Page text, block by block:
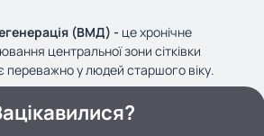
(ВМД) - це хронічне
центральної зони сітківки
у людей старшого віку.